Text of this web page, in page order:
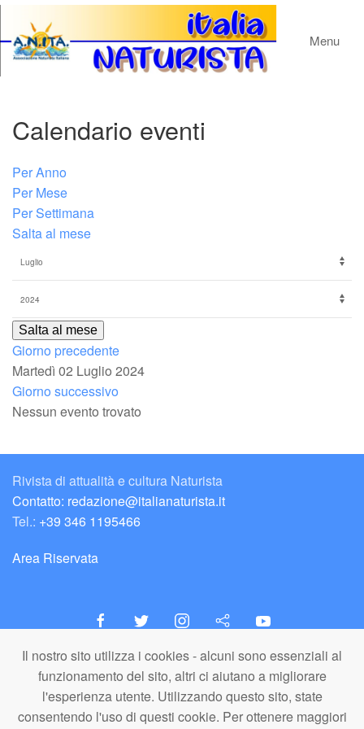
Il nostro sito utilizza i cookies - alcuni sono essenziali al
funzionamento del sito, altri ci aiutano a migliorare
l'esperienza utente. Utilizzando questo sito, state
consentendo l'uso di questi cookie. Per ottenere maggiori
Menu
Calendario eventi
Per Anno
Per Mese
Per Settimana
Salta al mese
Salta al mese
Giorno precedente
Martedì 02 Luglio 2024
Giorno successivo
Nessun evento trovato
Rivista di attualità e cultura Naturista
Contatto: redazione@italianaturista.it
Tel.: +39 346 1195466
Area Riservata
italiaNATURISTA
Editore e Redazione
A.N.ITA. Associazione Naturista Italiana (APS)
C.F. 80203710159